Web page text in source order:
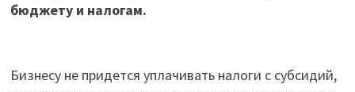
бюджету и налогам.
Бизнесу не придется уплачивать налоги с субсидий,